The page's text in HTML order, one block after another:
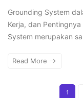
Grounding System
Kerja, dan
System merupakan
Read More
1